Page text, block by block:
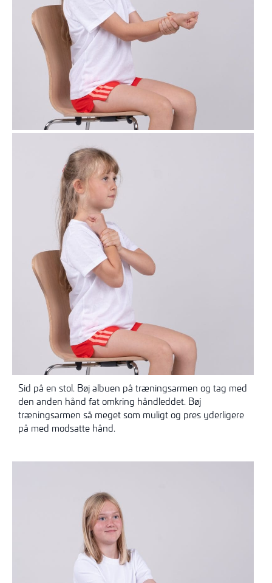
Sid på en stol. Bøj albuen på træningsarmen og tag med
den anden hånd fat omkring håndleddet. Bøj
træningsarmen så meget som muligt og pres yderligere
på med modsatte hånd.